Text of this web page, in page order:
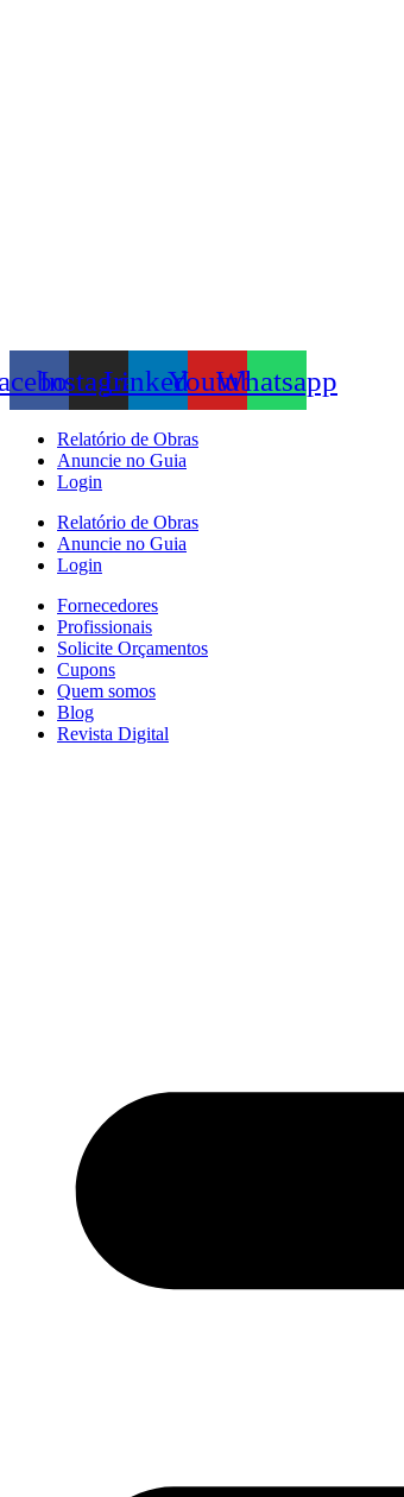
InstagramLinkedinYoutubeWhatsapp
Relatório de Obras
Anuncie no Guia
Login
Relatório de Obras
Anuncie no Guia
Login
Fornecedores
Profissionais
Solicite Orçamentos
Cupons
Quem somos
Blog
Revista Digital